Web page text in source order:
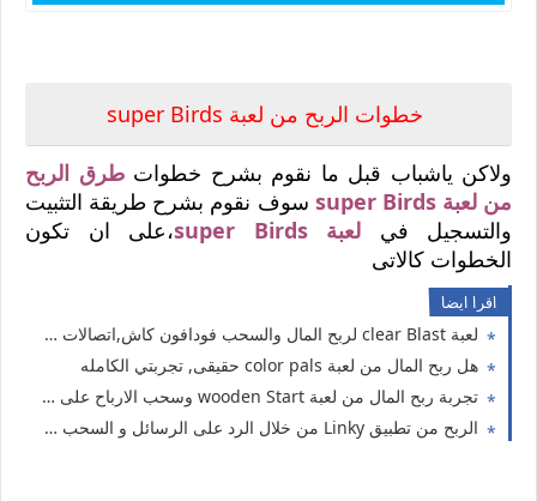
خطوات الربح من لعبة super Birds
ولاكن ياشباب قبل ما نقوم بشرح خطواتطرق الربح
من لعبة super Birds
سوف نقوم بشرح طريقة التثبيت
والتسجيل في لعبة super Birds
،على ان تكون
الخطوات كالاتى
اقرا ايضا
لعبة clear Blast لربح المال والسحب فودافون كاش,اتصالات كاش ،اورنج كاش
هل ربح المال من لعبة color pals حقيقى, تجربتي الكامله
تجربة ربح المال من لعبة wooden Start وسحب الارباح على فودافون كاش اورنج كاش فورى
الربح من تطبيق Linky من خلال الرد على الرسائل و السحب على فودافون كاش